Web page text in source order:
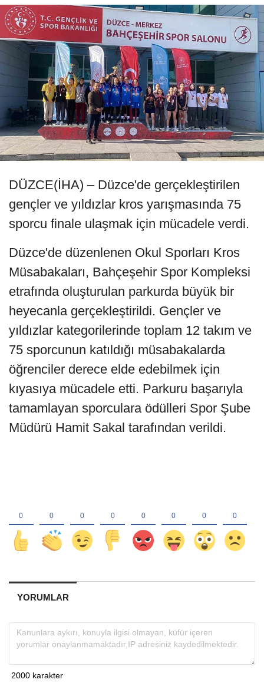
DÜZCE(İHA) – Düzce'de gerçekleştirilen
gençler ve yıldızlar kros yarışmasında 75
sporcu finale ulaşmak için mücadele verdi.
Düzce'de düzenlenen Okul Sporları Kros
Müsabakaları, Bahçeşehir Spor Kompleksi
etrafında oluşturulan parkurda büyük bir
heyecanla gerçekleştirildi. Gençler ve
yıldızlar kategorilerinde toplam 12 takım ve
75 sporcunun katıldığı müsabakalarda
öğrenciler derece elde edebilmek için
kıyasıya mücadele etti. Parkuru başarıyla
tamamlayan sporculara ödülleri Spor Şube
Müdürü Hamit Sakal tarafından verildi.
YORUMLAR